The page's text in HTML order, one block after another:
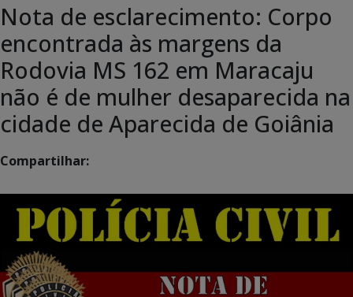
Nota de esclarecimento: Corpo
encontrada às margens da
Rodovia MS 162 em Maracaju
não é de mulher desaparecida na
cidade de Aparecida de Goiânia
Compartilhar: